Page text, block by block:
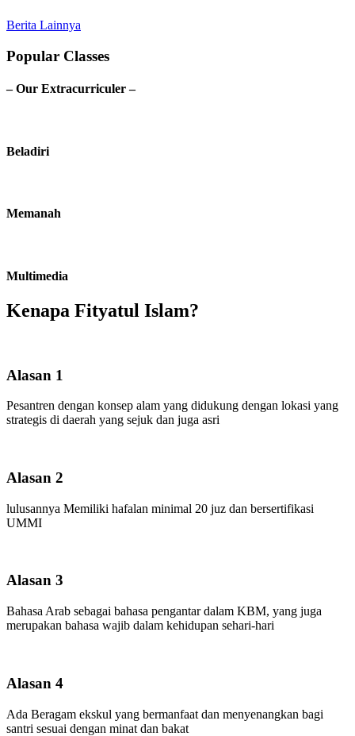
Berita Lainnya
Popular Classes
– Our Extracurriculer –
Beladiri
Memanah
Multimedia
Kenapa Fityatul Islam?
Alasan 1
Pesantren dengan konsep alam yang didukung dengan lokasi yang
strategis di daerah yang sejuk dan juga asri
Alasan 2
lulusannya Memiliki hafalan minimal 20 juz dan bersertifikasi
UMMI
Alasan 3
Bahasa Arab sebagai bahasa pengantar dalam KBM, yang juga
merupakan bahasa wajib dalam kehidupan sehari-hari
Alasan 4
Ada Beragam ekskul yang bermanfaat dan menyenangkan bagi
santri sesuai dengan minat dan bakat